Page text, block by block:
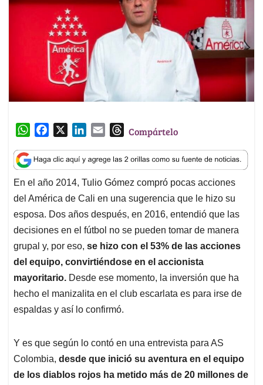
W
a
t
s
A
p
p
c
e
b
o
o
k
n
k
e
d
I
n
a
i
l
T
r
e
a
d
s
Compártelo
En el año 2014, Tulio Gómez compró pocas acciones
del América de Cali en una sugerencia que le hizo su
esposa. Dos años después, en 2016, entendió que las
decisiones en el fútbol no se pueden tomar de manera
grupal y, por eso, se hizo con el 53% de las acciones
del equipo, convirtiéndose en el accionista
mayoritario. Desde ese momento, la inversión que ha
hecho el manizalita en el club escarlata es para irse de
espaldas y así lo confirmó.
Y es que según lo contó en una entrevista para AS
Colombia, desde que inició su aventura en el equipo
de los diablos rojos ha metido más de 20 millones de